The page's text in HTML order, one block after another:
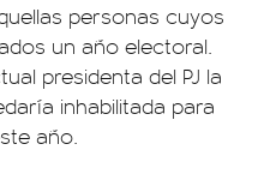
personas cuyos
un año electoral.
presidenta del PJ la
inhabilitada para
año.